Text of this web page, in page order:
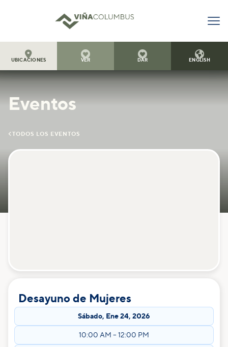

UBICACIONES

VER

DAR

ENGLISH
Eventos
TODOS LOS EVENTOS
Desayuno de Mujeres
Sábado, Ene 24, 2026
10:00 AM – 12:00 PM